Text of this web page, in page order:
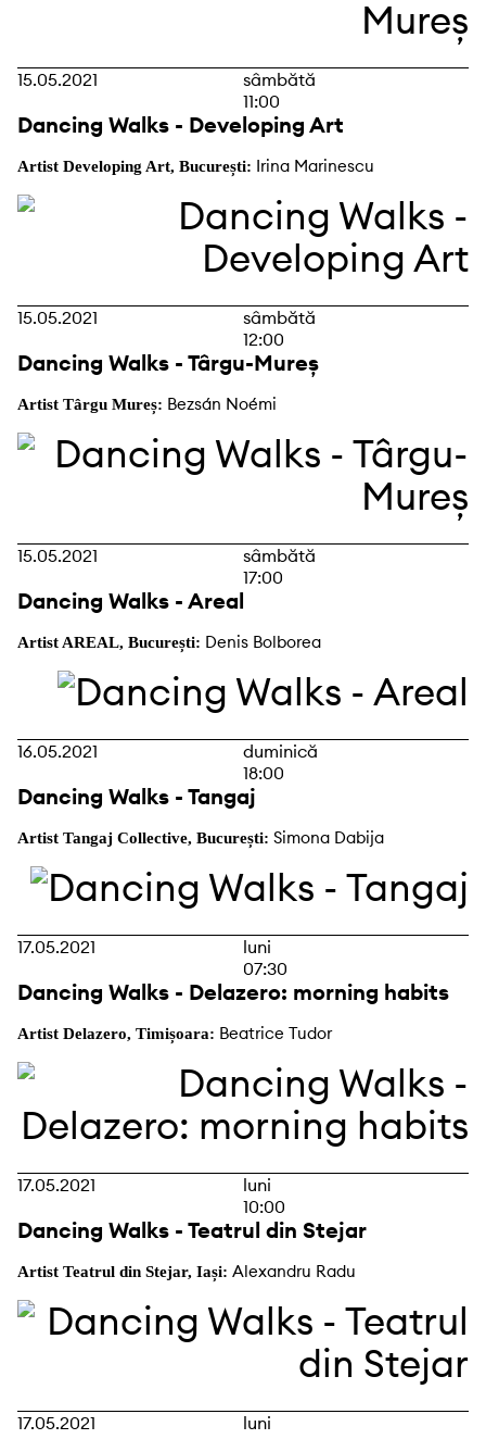
15.05.2021
sâmbătă
11:00
Dancing Walks - Developing Art
Artist Developing Art, București: Irina Marinescu
15.05.2021
sâmbătă
12:00
Dancing Walks - Târgu-Mureș
Artist Târgu Mureș: Bezsán Noémi
15.05.2021
sâmbătă
17:00
Dancing Walks - Areal
Artist AREAL, București: Denis Bolborea
16.05.2021
duminică
18:00
Dancing Walks - Tangaj
Artist Tangaj Collective, București: Simona Dabija
17.05.2021
luni
07:30
Dancing Walks - Delazero: morning habits
Artist Delazero, Timișoara: Beatrice Tudor
17.05.2021
luni
10:00
Dancing Walks - Teatrul din Stejar
Artist Teatrul din Stejar, Iași: Alexandru Radu
17.05.2021
luni